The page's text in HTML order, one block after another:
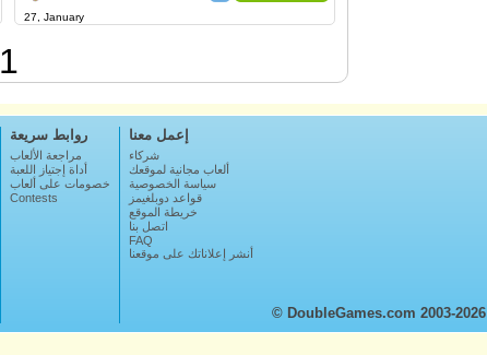
27, January
1
روابط سريعة
مراجعة الألعاب
أداة إجتياز اللعبة
خصومات على ألعاب
Contests
إعمل معنا
شركاء
ألعاب مجانية لموقعك
سياسة الخصوصية
قواعد دوبلغيمز
خريطة الموقع
اتصل بنا
FAQ
أنشر إعلاناتك على موقعنا
© DoubleGames.com 2003-2026